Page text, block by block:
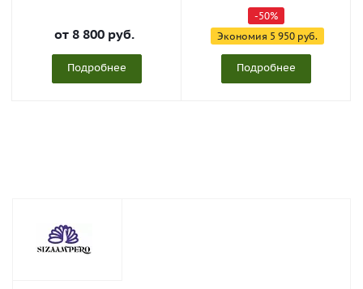
от 8 800 руб.
Подробнее
-50%
Экономия 5 950 руб.
Подробнее